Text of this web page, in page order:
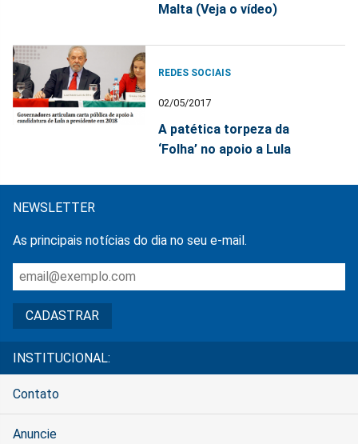
Malta (Veja o vídeo)
REDES SOCIAIS
02/05/2017
A patética torpeza da
‘Folha’ no apoio a Lula
NEWSLETTER
As principais notícias do dia no seu e-mail.
INSTITUCIONAL:
Contato
Anuncie